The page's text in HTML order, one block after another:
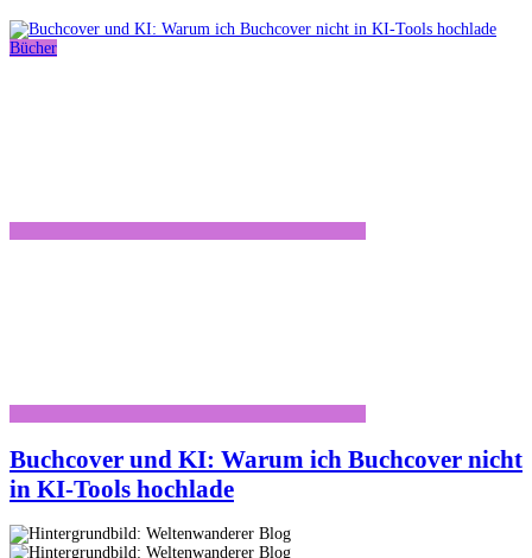
Bücher
Buchcover und KI: Warum ich Buchcover nicht
in KI-Tools hochlade